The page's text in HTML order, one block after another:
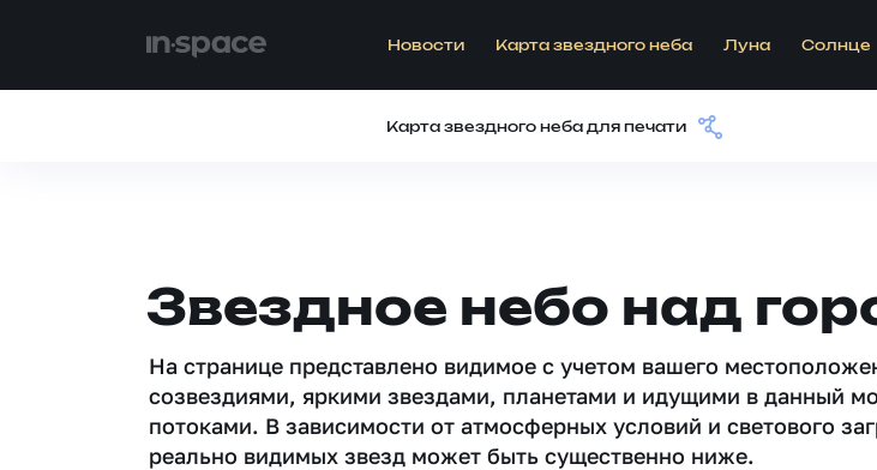
Новости Карта звездного неба Луна Солнце
Карта звездного неба для печати
Звездное небо над
На странице представлено видимое c учетом вашего
созвездиями, яркими звездами, планетами и идущими в данный
потоками. В зависимости от атмосферных условий и светового
реально видимых звезд может быть существенно ниже.